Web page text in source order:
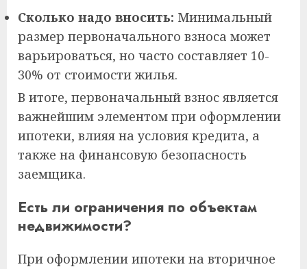
Сколько надо вносить: Минимальный
размер первоначального взноса может
варьироваться, но часто составляет 10-
30% от стоимости жилья.
В итоге, первоначальный взнос является
важнейшим элементом при оформлении
ипотеки, влияя на условия кредита, а
также на финансовую безопасность
заемщика.
Есть ли ограничения по объектам
недвижимости?
При оформлении ипотеки на вторичное